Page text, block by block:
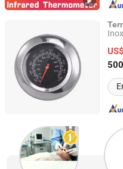
Zhejiang Shuang'an
Zhejiang, China